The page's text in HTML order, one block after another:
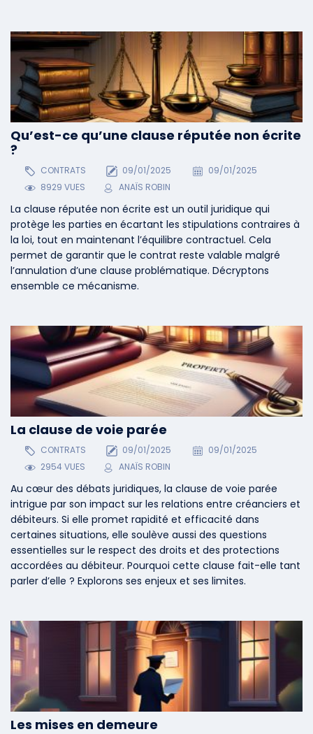
Les mises en demeure
La clause de voie parée
CONTRATS 09/01/2025
09/01/2025
2954 VUES
ANAÏS ROBIN
Au cœur des débats juridiques, la clause de voie parée
intrigue par son impact sur les relations entre créanciers et
débiteurs. Si elle promet rapidité et efficacité dans
certaines situations, elle soulève aussi des questions
essentielles sur le respect des droits et des protections
accordées au débiteur. Pourquoi cette clause fait-elle tant
parler d’elle ? Explorons ses enjeux et ses limites.
Qu’est-ce qu’une clause réputée non écrite
?
CONTRATS 09/01/2025
09/01/2025
8929 VUES
ANAÏS ROBIN
La clause réputée non écrite est un outil juridique qui
protège les parties en écartant les stipulations contraires à
la loi, tout en maintenant l’équilibre contractuel. Cela
permet de garantir que le contrat reste valable malgré
l’annulation d’une clause problématique. Décryptons
ensemble ce mécanisme.